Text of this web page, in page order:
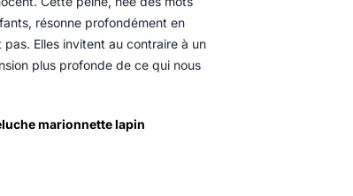
résonne profondément en
Elles invitent au contraire à un
plus profonde de ce qui nous
marionnette lapin